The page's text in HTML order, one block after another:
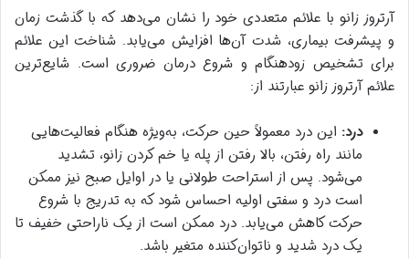
آرتروز زانو با علائم متعددی خود را نشان می‌دهد که با گذشت زمان
و پیشرفت بیماری، شدت آن‌ها افزایش می‌یابد. شناخت این علائم
برای تشخیص زودهنگام و شروع درمان ضروری است. شایع‌ترین
علائم آرتروز زانو عبارتند از:
درد: این درد معمولاً حین حرکت، به‌ویژه هنگام فعالیت‌هایی
مانند راه رفتن، بالا رفتن از پله یا خم کردن زانو، تشدید
می‌شود. پس از استراحت طولانی یا در اوایل صبح نیز ممکن
است درد و سفتی اولیه احساس شود که به تدریج با شروع
حرکت کاهش می‌یابد. درد ممکن است از یک ناراحتی خفیف تا
یک درد شدید و ناتوان‌کننده متغیر باشد.